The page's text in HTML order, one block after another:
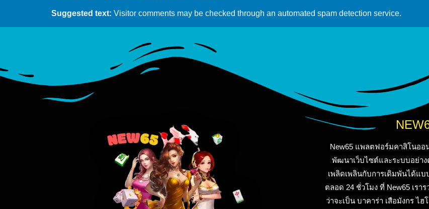
Suggested text: Visitor comments may be checked through an automated spam detection service.
New65 แพลตฟอร์มคาสิโนออ
พัฒนาเว็บไซต์และระบบอย่า
เพลิดเพลินกับการเดิมพันได้แ
ตลอด 24 ชั่วโมง ที่ New65 เร
ว่าจะเป็น บาคาร่า เสือมังกร ไ